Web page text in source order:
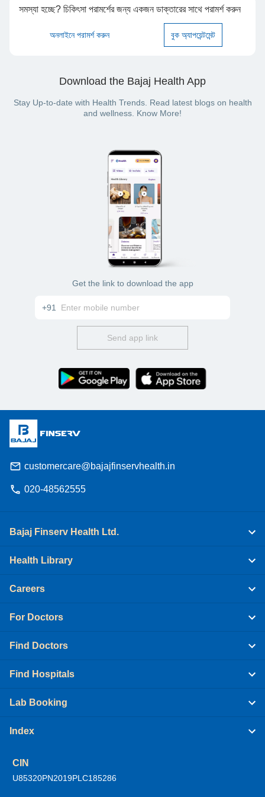
সমস্যা হচ্ছে? চিকিৎসা পরামর্শের জন্য একজন ডাক্তারের সাথে পরামর্শ করুন
অনলাইনে পরামর্শ করুন বুক অ্যাপয়েন্টমেন্ট
Download the Bajaj Health App
Stay Up-to-date with Health Trends. Read latest blogs on health
and wellness. Know More!
Get the link to download the app
+91
Send app link
customercare@bajajfinservhealth.in
020-48562555
Bajaj Finserv Health Ltd.
Health Library
Careers
For Doctors
Find Doctors
Find Hospitals
Lab Booking
Index
CIN
U85320PN2019PLC185286